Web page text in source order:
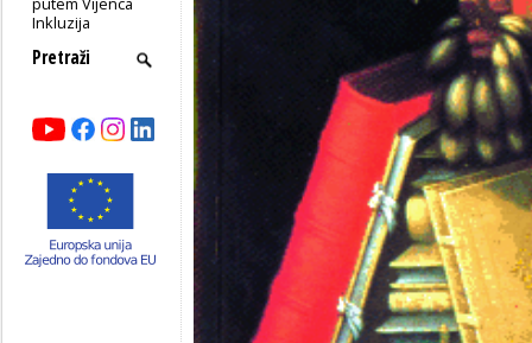
Inkluzija